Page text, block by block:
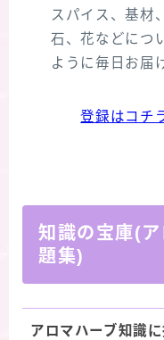
スパイス、基材
石、花などにつ
ように毎日お届
登録はコチ
知識の宝庫(ア
題集)
アロマハーブ知識